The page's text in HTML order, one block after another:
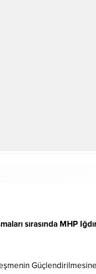
sırasında MHP
Güçlendirilmesine